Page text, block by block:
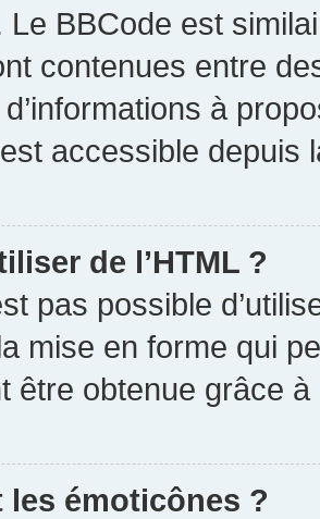
Le BBCode est
contenues entre
à
accessible depuis
de l’HTML ?
pas possible
mise en forme qui
être obtenue grâce à
les émoticônes ?